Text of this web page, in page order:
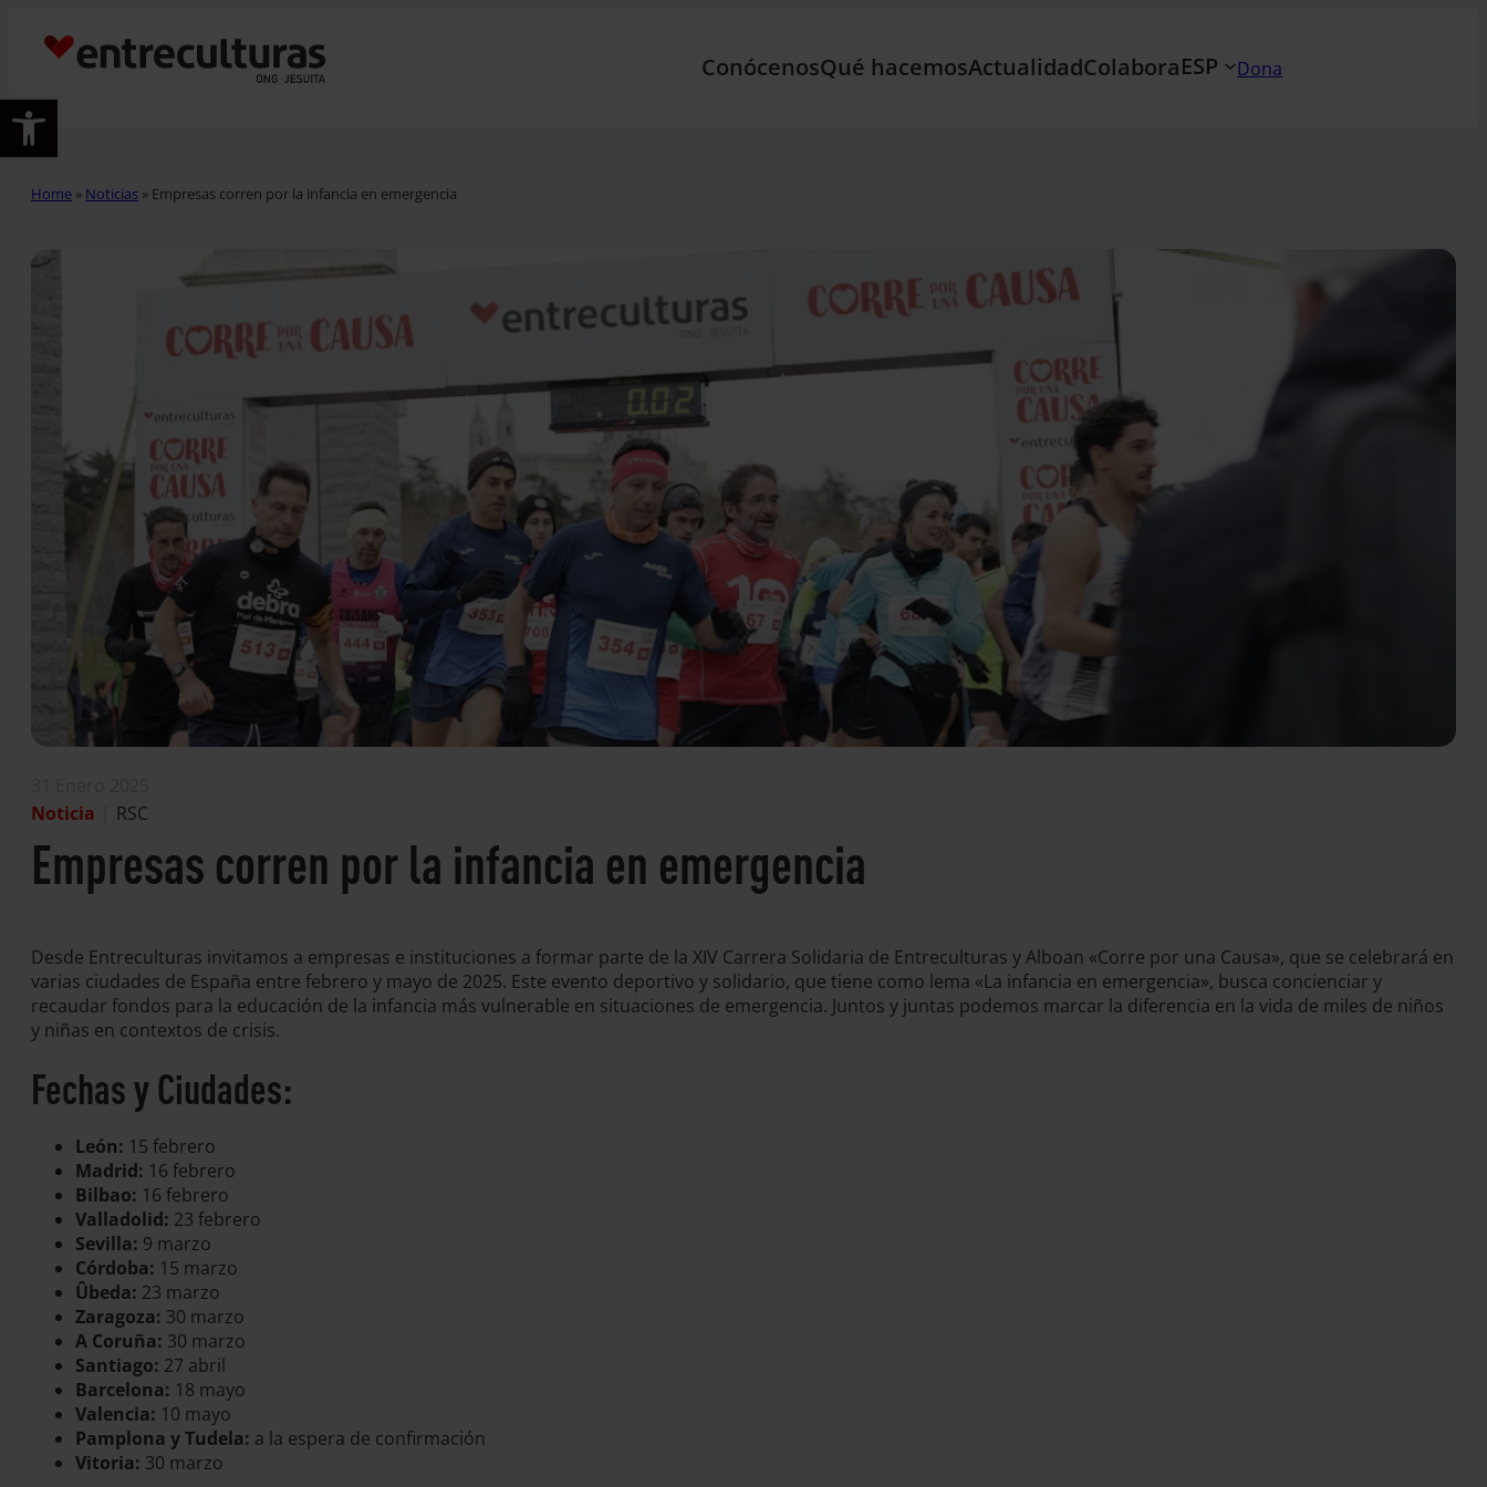
Abrir barra de herramientas
ConócenosQué hacemosActualidadColaboraESP Dona
Home » Noticias » Empresas corren por la infancia en emergencia
Noticia
RSC
Empresas corren por la infancia en emergencia
Desde Entreculturas invitamos a empresas e instituciones a formar parte de la XIV Carrera Solidaria de Entreculturas y Alboan «Corre por una Causa», que se celebrará en
varias ciudades de España entre febrero y mayo de 2025. Este evento deportivo y solidario, que tiene como lema «La infancia en emergencia», busca concienciar y
recaudar fondos para la educación de la infancia más vulnerable en situaciones de emergencia. Juntos y juntas podemos marcar la diferencia en la vida de miles de niños
y niñas en contextos de crisis.
Fechas y Ciudades:
León: 15 febrero
Madrid: 16 febrero
Bilbao: 16 febrero
Valladolid: 23 febrero
Sevilla: 9 marzo
Córdoba: 15 marzo
Ûbeda: 23 marzo
Zaragoza: 30 marzo
A Coruña: 30 marzo
Santiago: 27 abril
Barcelona: 18 mayo
Valencia: 10 mayo
Pamplona y Tudela: a la espera de confirmación
Vitoria: 30 marzo